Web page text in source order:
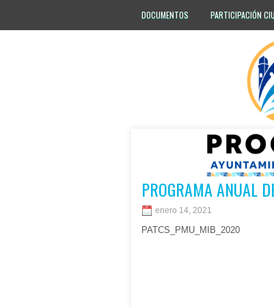
DOCUMENTOS PARTICIPACIÓN
PROGRAMA ANUAL
enero 14, 2021
PATCS_PMU_MIB_2020